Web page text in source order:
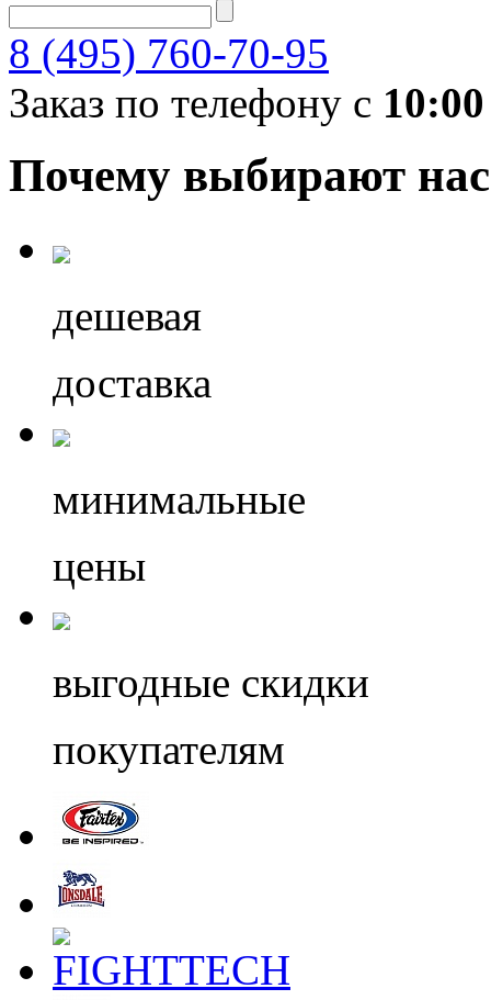
8 (495) 760-70-95
Заказ по телефону с 10:00
Почему выбирают нас
дешевая
доставка
минимальные
цены
выгодные скидки
покупателям